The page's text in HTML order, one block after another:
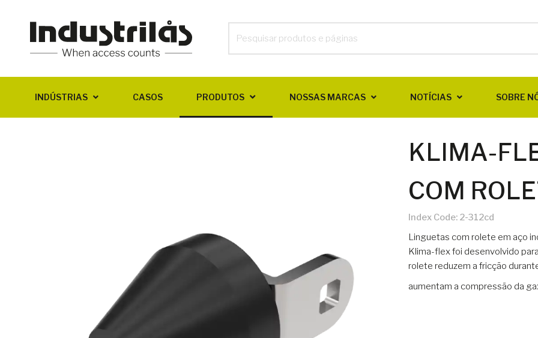
INDÚSTRIAS CASOS PRODUTOS NOSSAS MARCAS NOTÍCIAS SOBRE
KLIMA-
COM
Index Code: 2-312cd
Linguetas com rolete em aço
Klima-flex foi desenvolvido
rolete reduzem a fricção
aumentam a compressão da